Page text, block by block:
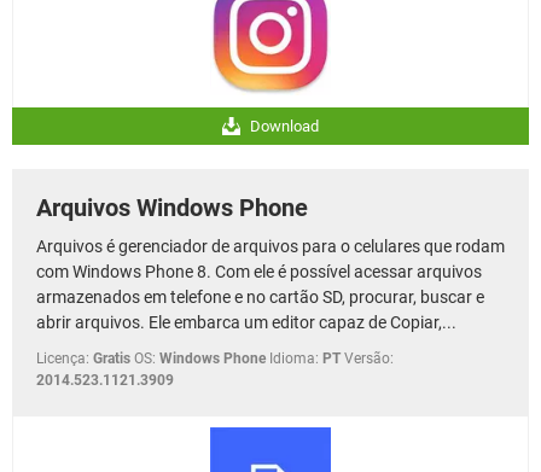
Download
Arquivos Windows Phone
Arquivos é gerenciador de arquivos para o celulares que rodam
com Windows Phone 8. Com ele é possível acessar arquivos
armazenados em telefone e no cartão SD, procurar, buscar e
abrir arquivos. Ele embarca um editor capaz de Copiar,...
Licença: Gratis OS: Windows Phone Idioma: PT Versão:
2014.523.1121.3909